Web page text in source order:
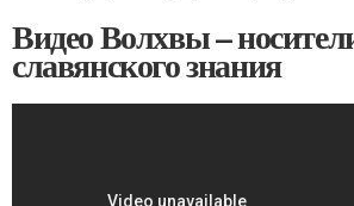
Видео Волхвы –
славянского знания